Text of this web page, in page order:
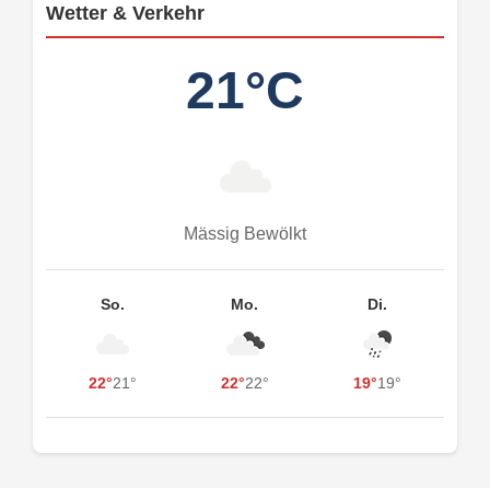
Wetter & Verkehr
21°C
Mässig Bewölkt
So.
22°21°
Mo.
22°22°
Di.
19°19°